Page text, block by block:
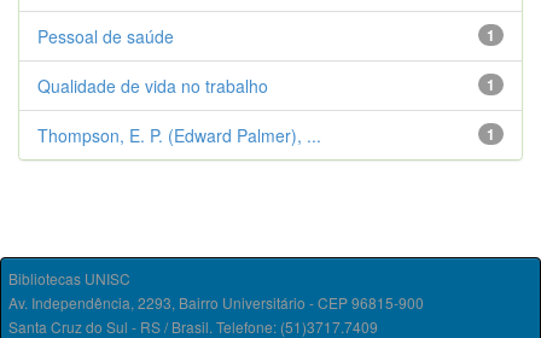
1
Pessoal de saúde
1
Qualidade de vida no trabalho
1
Thompson, E. P. (Edward Palmer), ...
Bibliotecas UNISC
Av. Independência, 2293, Bairro Universitário - CEP 96815-900
Santa Cruz do Sul - RS / Brasil. Telefone: (51)3717.7409